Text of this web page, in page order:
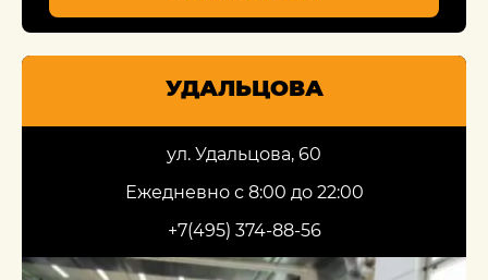
УДАЛЬЦОВА
ул. Удальцова, 60
Ежедневно с 8:00 до 22:00
+7(495) 374-88-56